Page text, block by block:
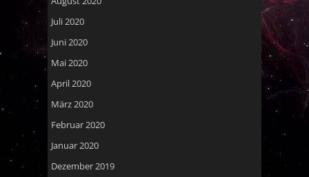
Juli 2020
Juni 2020
Mai 2020
April 2020
März 2020
Februar 2020
Januar 2020
Dezember 2019